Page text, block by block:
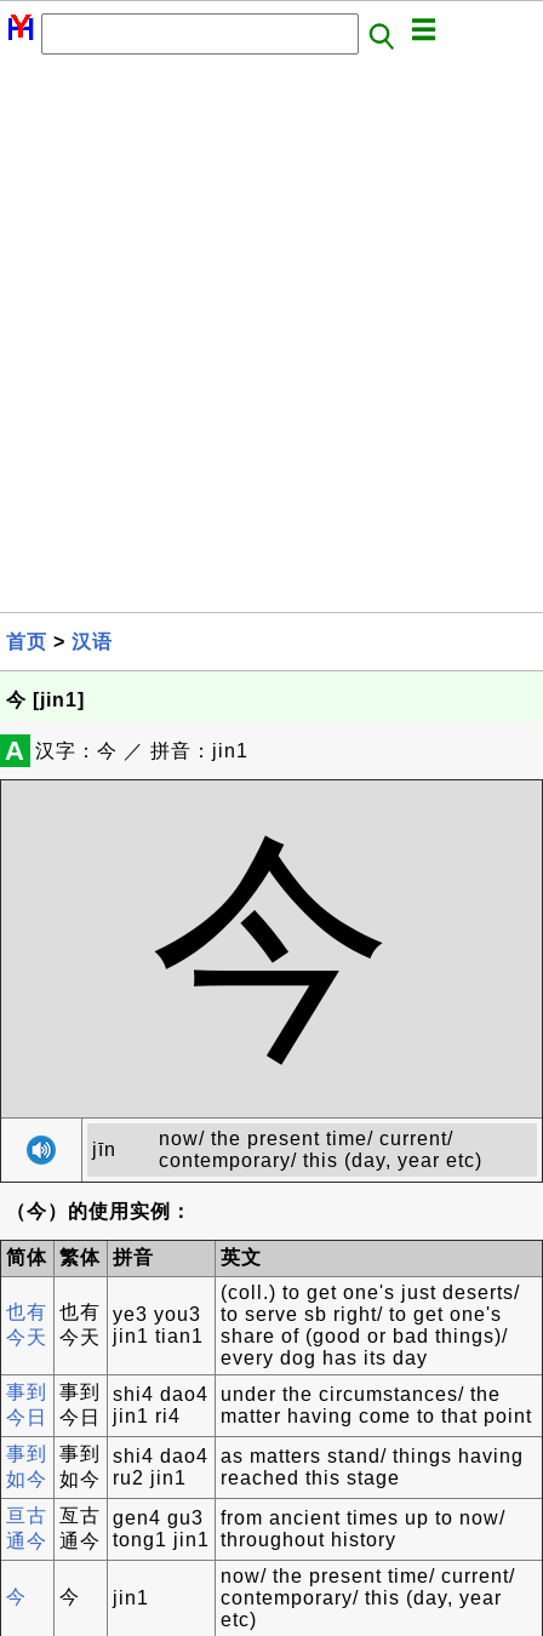
首页 > 汉语
今 [jin1]
A 汉字：今 ／ 拼音：jin1
今
jīn
now/ the present time/ current/
contemporary/ this (day, year etc)
（今）的使用实例：
简体 繁体 拼音 英文
也有
今天
也有
今天
ye3 you3
jin1 tian1
(coll.) to get one's just deserts/
to serve sb right/ to get one's
share of (good or bad things)/
every dog has its day
事到
今日
事到
今日
shi4 dao4
jin1 ri4
under the circumstances/ the
matter having come to that point
事到
如今
事到
如今
shi4 dao4
ru2 jin1
as matters stand/ things having
reached this stage
亘古
通今
亙古
通今
gen4 gu3
tong1 jin1
from ancient times up to now/
throughout history
今 今 jin1
now/ the present time/ current/
contemporary/ this (day, year
etc)